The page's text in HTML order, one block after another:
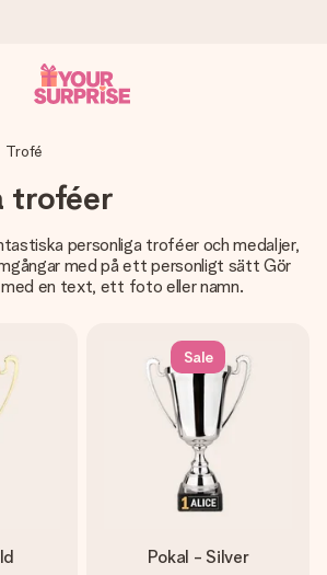
med omsorg och skickar den blixtsnabbt
+15 000 recensioner)
med bara några få steg – med hennes
ett meddelande som verkligen berör
krångel, bara med all kärlek för stunden.
Trofé
troféer
personliga troféer och medaljer,
med på ett personligt sätt Gör
en text, ett foto eller namn.
Sale
Pokal - Silver